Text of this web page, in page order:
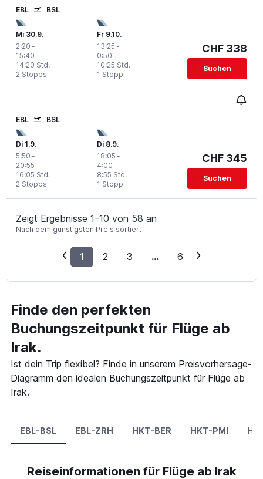
EBL BSL
Mi 30.9.
2:20 -
15:40
2 Stopps
14:20 Std.
Fr 9.10.
13:25 -
0:50
1 Stopp
10:25 Std.
CHF 338
Suchen
EBL BSL
Di 1.9.
5:50 -
20:55
2 Stopps
16:05 Std.
Di 8.9.
18:05 -
4:00
1 Stopp
8:55 Std.
CHF 345
Suchen
Zeigt Ergebnisse 1–10 von 58 an
Nach dem günstigsten Preis sortiert
1 2 3 ... 6
Finde den perfekten
Buchungszeitpunkt für Flüge ab
Irak.
Ist dein Trip flexibel? Finde in unserem Preisvorhersage-
Diagramm den idealen Buchungszeitpunkt für Flüge ab
Irak.
EBL-BSL EBL-ZRH HKT-BER HKT-PMI
Reiseinformationen für Flüge ab Irak